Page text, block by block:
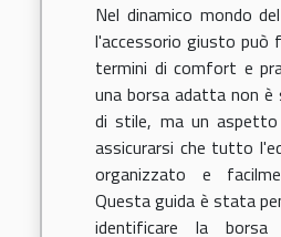
Nel dinamico mondo
l'accessorio giusto può
termini di comfort e
una borsa adatta non è
di stile, ma un
assicurarsi che tutto
organizzato e
Questa guida è stata
identificare la borsa